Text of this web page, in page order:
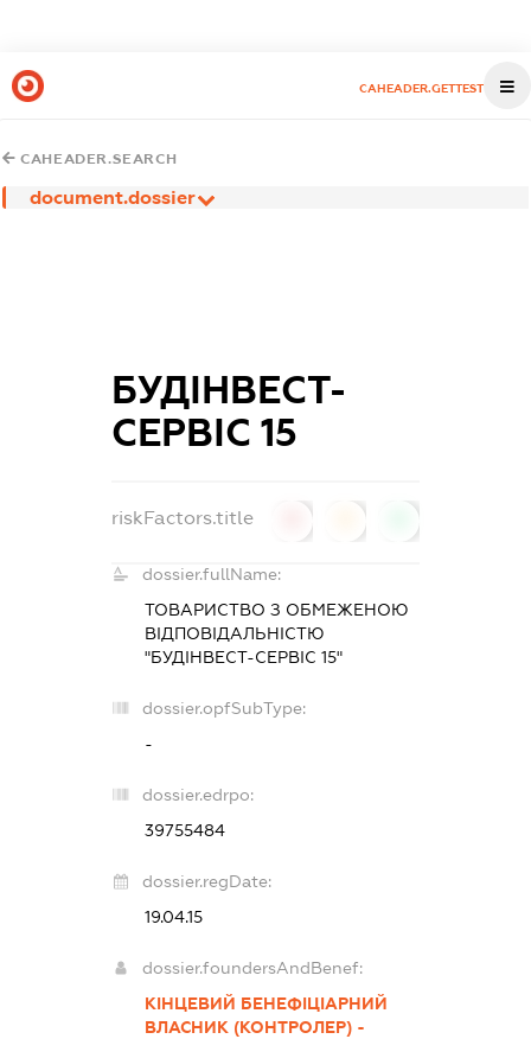
CAHEADER.GETTEST
CAHEADER.SEARCH
document.dossier
БУДІНВЕСТ-
СЕРВІС 15
riskFactors.title
dossier.fullName:
ТОВАРИСТВО З ОБМЕЖЕНОЮ
ВІДПОВІДАЛЬНІСТЮ
"БУДІНВЕСТ-СЕРВІС 15"
dossier.opfSubType:
-
dossier.edrpo:
39755484
dossier.regDate:
19.04.15
dossier.foundersAndBenef:
КІНЦЕВИЙ БЕНЕФІЦІАРНИЙ
ВЛАСНИК (КОНТРОЛЕР) -